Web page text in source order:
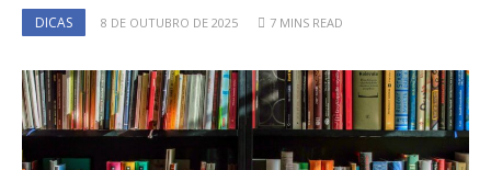
DICAS 8 DE OUTUBRO DE 2025 7 MINS READ